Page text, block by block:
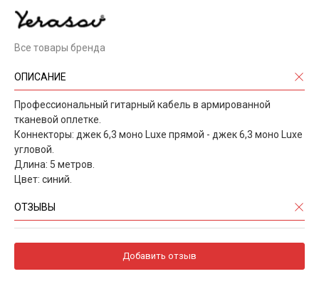
Все товары бренда
ОПИСАНИЕ
Профессиональный гитарный кабель в армированной
тканевой оплетке.
Коннекторы: джек 6,3 моно Luxe прямой - джек 6,3 моно Luxe
угловой.
Длина: 5 метров.
Цвет: синий.
ОТЗЫВЫ
Добавить отзыв